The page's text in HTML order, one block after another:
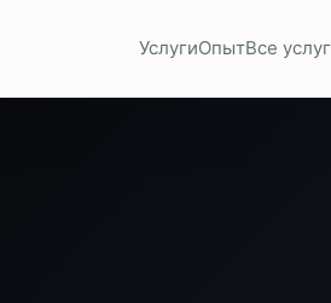
УслугиОпытВсе